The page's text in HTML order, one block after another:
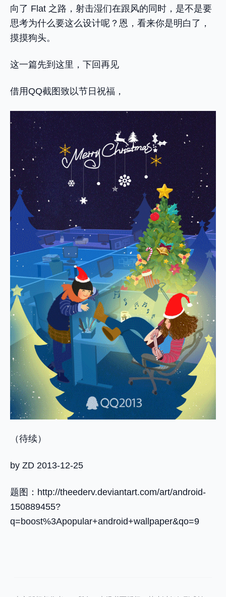
向了 Flat 之路，射击湿们在跟风的同时，是不是要
思考为什么要这么设计呢？恩，看来你是明白了，
摸摸狗头。
这一篇先到这里，下回再见
借用QQ截图致以节日祝福，
（待续）
by ZD 2013-12-25
题图： http://theederv.deviantart.com/art/android-
150889455?
q=boost%3Apopular+android+wallpaper&qo=9